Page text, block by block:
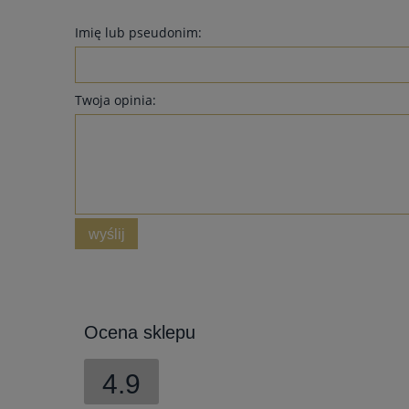
Imię lub pseudonim:
Twoja opinia:
wyślij
Ocena sklepu
4.9